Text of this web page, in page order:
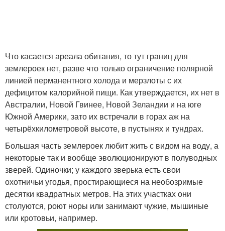
Что касается ареала обитания, то тут границ для
землероек нет, разве что только ограничение полярной
линией перманентного холода и мерзлоты с их
дефицитом калорийной пищи. Как утверждается, их нет в
Австралии, Новой Гвинее, Новой Зеландии и на юге
Южной Америки, зато их встречали в горах аж на
четырёхкилометровой высоте, в пустынях и тундрах.
Большая часть землероек любит жить с видом на воду, а
некоторые так и вообще эволюционируют в полуводных
зверей. Одиночки; у каждого зверька есть свои
охотничьи угодья, простирающиеся на необозримые
десятки квадратных метров. На этих участках они
столуются, роют норы или занимают чужие, мышиные
или кротовьи, например.